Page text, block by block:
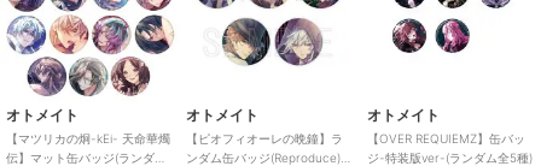
オトメイト
【マツリカの炯-kEi- 天命華燭
伝】マット缶バッジ(ランダム
オトメイト
【ピオフィオーレの晩鐘】ラ
ンダム缶バッジ(Reproduce)
オトメイト
【OVER REQUIEMZ】缶バッ
ジ-特装版ver-(ランダム全5種)